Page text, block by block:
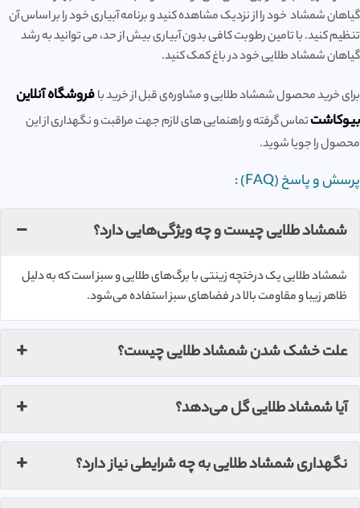
گیاهان شمشاد خود را از نزدیک مشاهده کنید و برنامه آبیاری خود را بر اساس آن
تنظیم کنید. با تامین رطوبت کافی بدون آبیاری بیش از حد، می توانید به رشد
گیاهان شمشاد طلایی خود در باغ کمک کنید.
برای خرید محصول شمشاد طلایی و مشاوره‌ی قبل از خرید بافروشگاه آنلاین
بیوکاشتتماس گرفته و راهنمایی های لازم جهت مراقبت و نگهداری از این
محصول را جویا شوید.
پرسش و پاسخ (FAQ) :
شمشاد طلایی چیست و چه ویژگی‌هایی دارد؟
شمشاد طلایی یک درختچه زینتی با برگ‌های طلایی و سبز است که به دلیل
ظاهر زیبا و مقاومت بالا در فضاهای سبز استفاده می‌شود.
علت خشک شدن شمشاد طلایی چیست؟
آیا شمشاد طلایی گل می‌دهد؟
نگهداری شمشاد طلایی به چه شرایطی نیاز دارد؟